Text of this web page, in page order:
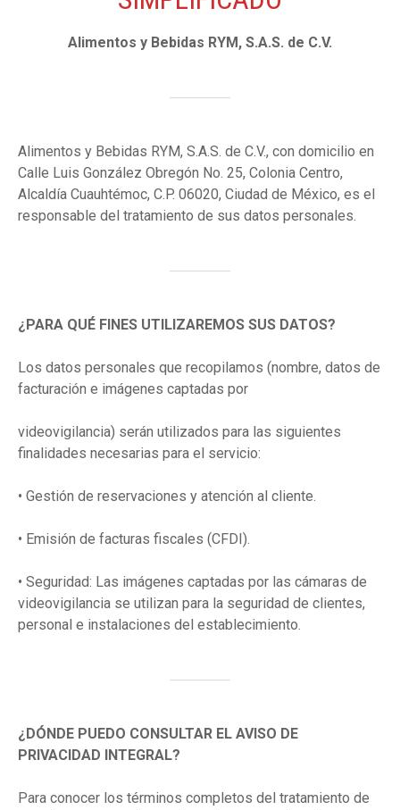
Alimentos y Bebidas RYM, S.A.S. de C.V.
Alimentos y Bebidas RYM, S.A.S. de C.V., con domicilio en
Calle Luis González Obregón No. 25, Colonia Centro,
Alcaldía Cuauhtémoc, C.P. 06020, Ciudad de México, es el
responsable del tratamiento de sus datos personales.
¿PARA QUÉ FINES UTILIZAREMOS SUS DATOS?
Los datos personales que recopilamos (nombre, datos de
facturación e imágenes captadas por
videovigilancia) serán utilizados para las siguientes
finalidades necesarias para el servicio:
• Gestión de reservaciones y atención al cliente.
• Emisión de facturas fiscales (CFDI).
• Seguridad: Las imágenes captadas por las cámaras de
videovigilancia se utilizan para la seguridad de clientes,
personal e instalaciones del establecimiento.
¿DÓNDE PUEDO CONSULTAR EL AVISO DE
PRIVACIDAD INTEGRAL?
Para conocer los términos completos del tratamiento de